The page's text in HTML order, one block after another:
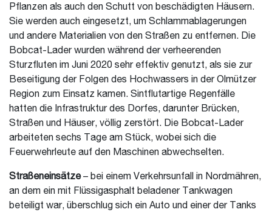
Pflanzen als auch den Schutt von beschädigten Häusern.
Sie werden auch eingesetzt, um Schlammablagerungen
und andere Materialien von den Straßen zu entfernen. Die
Bobcat-Lader wurden während der verheerenden
Sturzfluten im Juni 2020 sehr effektiv genutzt, als sie zur
Beseitigung der Folgen des Hochwassers in der Olmützer
Region zum Einsatz kamen. Sintflutartige Regenfälle
hatten die Infrastruktur des Dorfes, darunter Brücken,
Straßen und Häuser, völlig zerstört. Die Bobcat-Lader
arbeiteten sechs Tage am Stück, wobei sich die
Feuerwehrleute auf den Maschinen abwechselten.
Straßeneinsätze– bei einem Verkehrsunfall in Nordmähren,
an dem ein mit Flüssigasphalt beladener Tankwagen
beteiligt war, überschlug sich ein Auto und einer der Tanks